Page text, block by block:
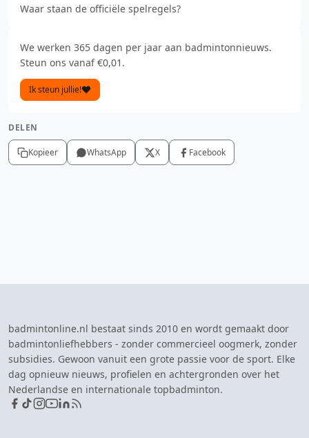
Waar staan de officiële spelregels?
We werken 365 dagen per jaar aan badmintonnieuws.
Steun ons vanaf €0,01.
Ik steun jullie!
DELEN
Kopieer WhatsApp X Facebook
badmintonline.nl bestaat sinds 2010 en wordt gemaakt door
badmintonliefhebbers - zonder commercieel oogmerk, zonder
subsidies. Gewoon vanuit een grote passie voor de sport. Elke
dag opnieuw nieuws, profielen en achtergronden over het
Nederlandse en internationale topbadminton.